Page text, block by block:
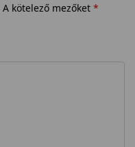
A kötelező mezőket *